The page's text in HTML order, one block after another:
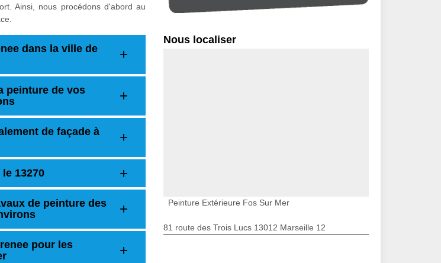
Ainsi, nous procédons d'abord au
dans la ville de
peinture de vos
de façade à
13270
de peinture des
pour les
Nous localiser
Peinture Extérieure Fos Sur Mer
81 route des Trois Lucs 13012 Marseille 12